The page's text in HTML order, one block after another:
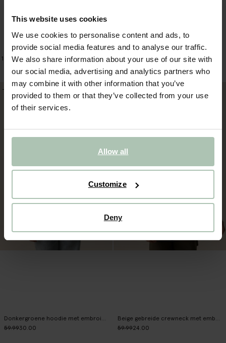
This website uses cookies
We use cookies to personalise content and ads, to
provide social media features and to analyse our traffic.
We also share information about your use of our site with
our social media, advertising and analytics partners who
may combine it with other information that you’ve
provided to them or that they’ve collected from your use
of their services.
Allow all
Customize
Deny
Lichtgele sweater
52.99 31.79
1 kleur
Groene sweater met artwork
49.99 34.99
59.9930.00
-50%
59.9924.00